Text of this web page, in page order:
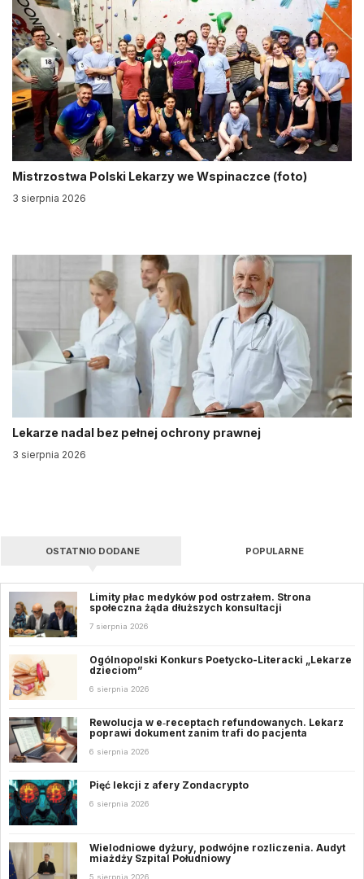
Mistrzostwa Polski Lekarzy we Wspinaczce (foto)
3 sierpnia 2026
Lekarze nadal bez pełnej ochrony prawnej
3 sierpnia 2026
OSTATNIO DODANE POPULARNE
Limity płac medyków pod ostrzałem. Strona
społeczna żąda dłuższych konsultacji
7 sierpnia 2026
Ogólnopolski Konkurs Poetycko-Literacki „Lekarze
dzieciom”
6 sierpnia 2026
Rewolucja w e‑receptach refundowanych. Lekarz
poprawi dokument zanim trafi do pacjenta
6 sierpnia 2026
Pięć lekcji z afery Zondacrypto
6 sierpnia 2026
Wielodniowe dyżury, podwójne rozliczenia. Audyt
miażdży Szpital Południowy
5 sierpnia 2026